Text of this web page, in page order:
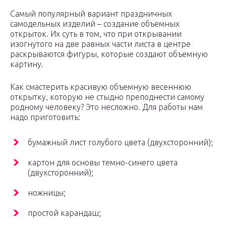
Самый популярный вариант праздничных
самодельных изделий – создание объемных
открыток. Их суть в том, что при открывании
изогнутого на две равных части листа в центре
раскрываются фигуры, которые создают объемную
картину.
Как смастерить красивую объемную весеннюю
открытку, которую не стыдно преподнести самому
родному человеку? Это несложно. Для работы нам
надо приготовить:
бумажный лист голубого цвета (двухсторонний);
картон для основы темно-синего цвета
(двухсторонний);
ножницы;
простой карандаш;